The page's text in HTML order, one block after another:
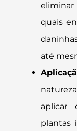
eliminar
quais
até
aplicar
plantas